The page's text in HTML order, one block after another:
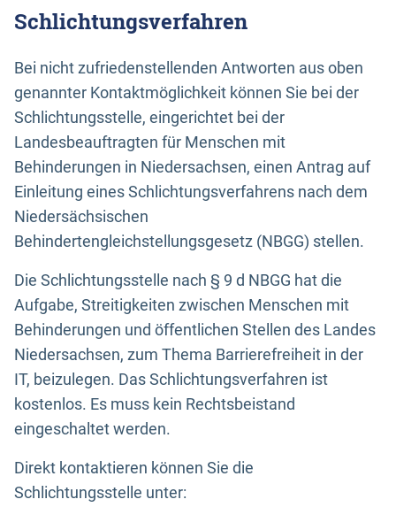
Schlichtungsverfahren
Bei nicht zufriedenstellenden Antworten aus oben
genannter Kontaktmöglichkeit können Sie bei der
Schlichtungsstelle, eingerichtet bei der
Landesbeauftragten für Menschen mit
Behinderungen in Niedersachsen, einen Antrag auf
Einleitung eines Schlichtungsverfahrens nach dem
Niedersächsischen
Behindertengleichstellungsgesetz (NBGG) stellen.
Die Schlichtungsstelle nach § 9 d NBGG hat die
Aufgabe, Streitigkeiten zwischen Menschen mit
Behinderungen und öffentlichen Stellen des Landes
Niedersachsen, zum Thema Barrierefreiheit in der
IT, beizulegen. Das Schlichtungsverfahren ist
kostenlos. Es muss kein Rechtsbeistand
eingeschaltet werden.
Direkt kontaktieren können Sie die
Schlichtungsstelle unter: